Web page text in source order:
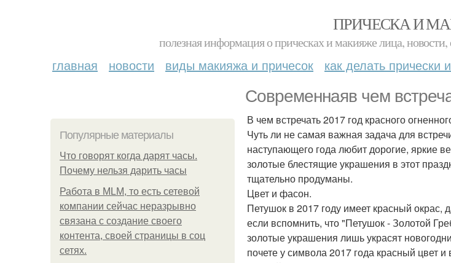
ПРИЧЕСКА И
полезная информация о прическах и макияже лица,
главная новости виды макияжа и причесок как делать прически
Современнаяв чем
Популярные материалы
Что говорят когда дарят часы.
Почему нельзя дарить часы
Работа в MLM, то есть сетевой
компании сейчас неразрывно
связана с создание своего
контента, своей страницы в соц
сетях.
В чем встречать 2017 год красного
Чуть ли не самая важная задача для
наступающего года любит дорогие, яркие
золотые блестящие украшения в этот
тщательно продуманы.
Цвет и фасон.
Петушок в 2017 году имеет красный окрас,
если вспомнить, что "Петушок - Золотой
золотые украшения лишь украсят
почете у символа 2017 года красный цвет